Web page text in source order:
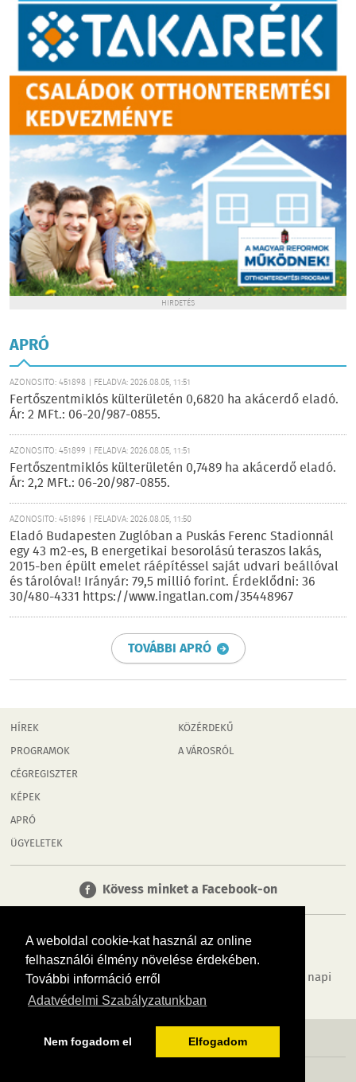
A weboldal cookie-kat használ az online
felhasználói élmény növelése érdekében.
További információ erről
Adatvédelmi Szabályzatunkban
Nem fogadom el Elfogadom
HIRDETÉS
APRÓ
AZONOSÍTÓ: 451898 | FELADVA: 2026.08.05, 11:51
Fertőszentmiklós külterületén 0,6820 ha akácerdő eladó.
Ár: 2 MFt.: 06-20/987-0855.
AZONOSÍTÓ: 451899 | FELADVA: 2026.08.05, 11:51
Fertőszentmiklós külterületén 0,7489 ha akácerdő eladó.
Ár: 2,2 MFt.: 06-20/987-0855.
AZONOSÍTÓ: 451896 | FELADVA: 2026.08.05, 11:50
Eladó Budapesten Zuglóban a Puskás Ferenc Stadionnál
egy 43 m2-es, B energetikai besorolású teraszos lakás,
2015-ben épült emelet ráépítéssel saját udvari beállóval
és tárolóval! Irányár: 79,5 millió forint. Érdeklődni: 36
30/480-4331 https://www.ingatlan.com/35448967
TOVÁBBI APRÓ
HÍREK
PROGRAMOK
CÉGREGISZTER
KÉPEK
APRÓ
ÜGYELETEK
KÖZÉRDEKŰ
A VÁROSRÓL
Kövess minket a Facebook-on
Tudj meg többet városodról! Hírek, programok, képek, napi
menü, cégek…. és minden, ami Mosonmagyaróvár
MÉDIAAJÁNLÓ ADATVÉDELEM IMPRESSZUM RÓLUNK